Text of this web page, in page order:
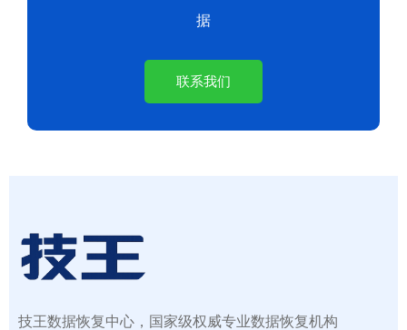
据
联系我们
技王数据恢复中心，国家级权威专业数据恢复机构